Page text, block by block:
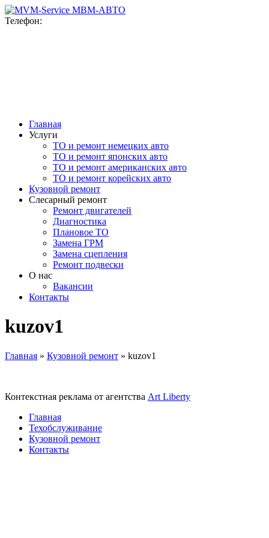
MВМ-АВТО
Телефон:
Главная
Услуги
ТО и ремонт немецких авто
ТО и ремонт японских авто
ТО и ремонт американских авто
ТО и ремонт корейских авто
Кузовной ремонт
Слесарный ремонт
Ремонт двигателей
Диагностика
Плановое ТО
Замена ГРМ
Замена сцепления
Ремонт подвески
О нас
Вакансии
Контакты
kuzov1
Главная » Кузовной ремонт » kuzov1
Контекстная реклама от агентства Art Liberty
Главная
Техобслуживание
Кузовной ремонт
Контакты